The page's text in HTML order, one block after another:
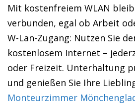
Mit kostenfreiem WLAN
verbunden, egal ob Arbeit
W-Lan-Zugang: Nutzen Sie
kostenlosem Internet –
oder Freizeit. Unterhaltung
und genießen Sie Ihre
Monteurzimmer